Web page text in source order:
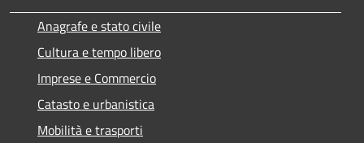
Anagrafe e stato civile
Cultura e tempo libero
Imprese e Commercio
Catasto e urbanistica
Mobilità e trasporti